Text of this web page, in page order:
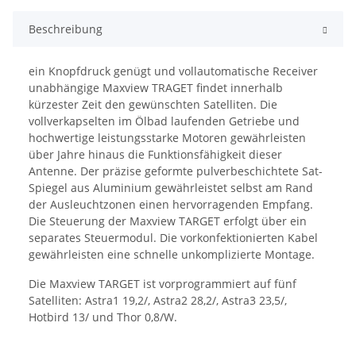
Beschreibung
ein Knopfdruck genügt und vollautomatische Receiver
unabhängige Maxview TRAGET findet innerhalb
kürzester Zeit den gewünschten Satelliten. Die
vollverkapselten im Ölbad laufenden Getriebe und
hochwertige leistungsstarke Motoren gewährleisten
über Jahre hinaus die Funktionsfähigkeit dieser
Antenne. Der präzise geformte pulverbeschichtete Sat-
Spiegel aus Aluminium gewährleistet selbst am Rand
der Ausleuchtzonen einen hervorragenden Empfang.
Die Steuerung der Maxview TARGET erfolgt über ein
separates Steuermodul. Die vorkonfektionierten Kabel
gewährleisten eine schnelle unkomplizierte Montage.
Die Maxview TARGET ist vorprogrammiert auf fünf
Satelliten: Astra1 19,2/, Astra2 28,2/, Astra3 23,5/,
Hotbird 13/ und Thor 0,8/W.